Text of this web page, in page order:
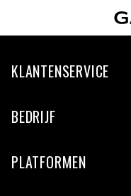
KLANTENSERVICE
BEDRIJF
PLATFORMEN